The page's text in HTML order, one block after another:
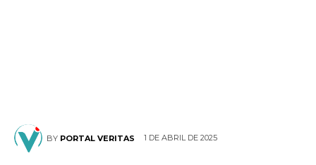
BY PORTAL VERITAS 1 DE ABRIL DE 2025